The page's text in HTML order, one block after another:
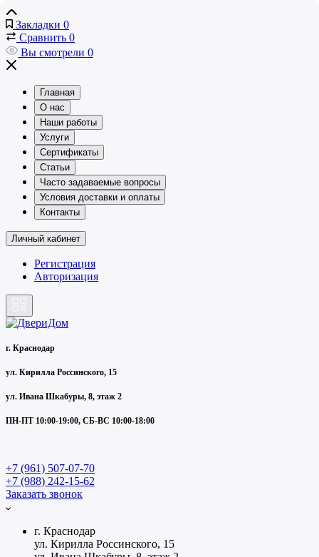
Закладки 0
Сравнить 0
Вы смотрели 0
Главная
О нас
Наши работы
Услуги
Сертификаты
Статьи
Часто задаваемые вопросы
Условия доставки и оплаты
Контакты
Личный кабинет
Регистрация
Авторизация
г. Краснодар
ул. Кирилла Россинского, 15
ул. Ивана Шкабуры, 8, этаж 2
ПН-ПТ 10:00-19:00, СБ-ВС 10:00-18:00
+7 (961) 507-07-70
+7 (988) 242-15-62
Заказать звонок
г. Краснодар
ул. Кирилла Россинского, 15